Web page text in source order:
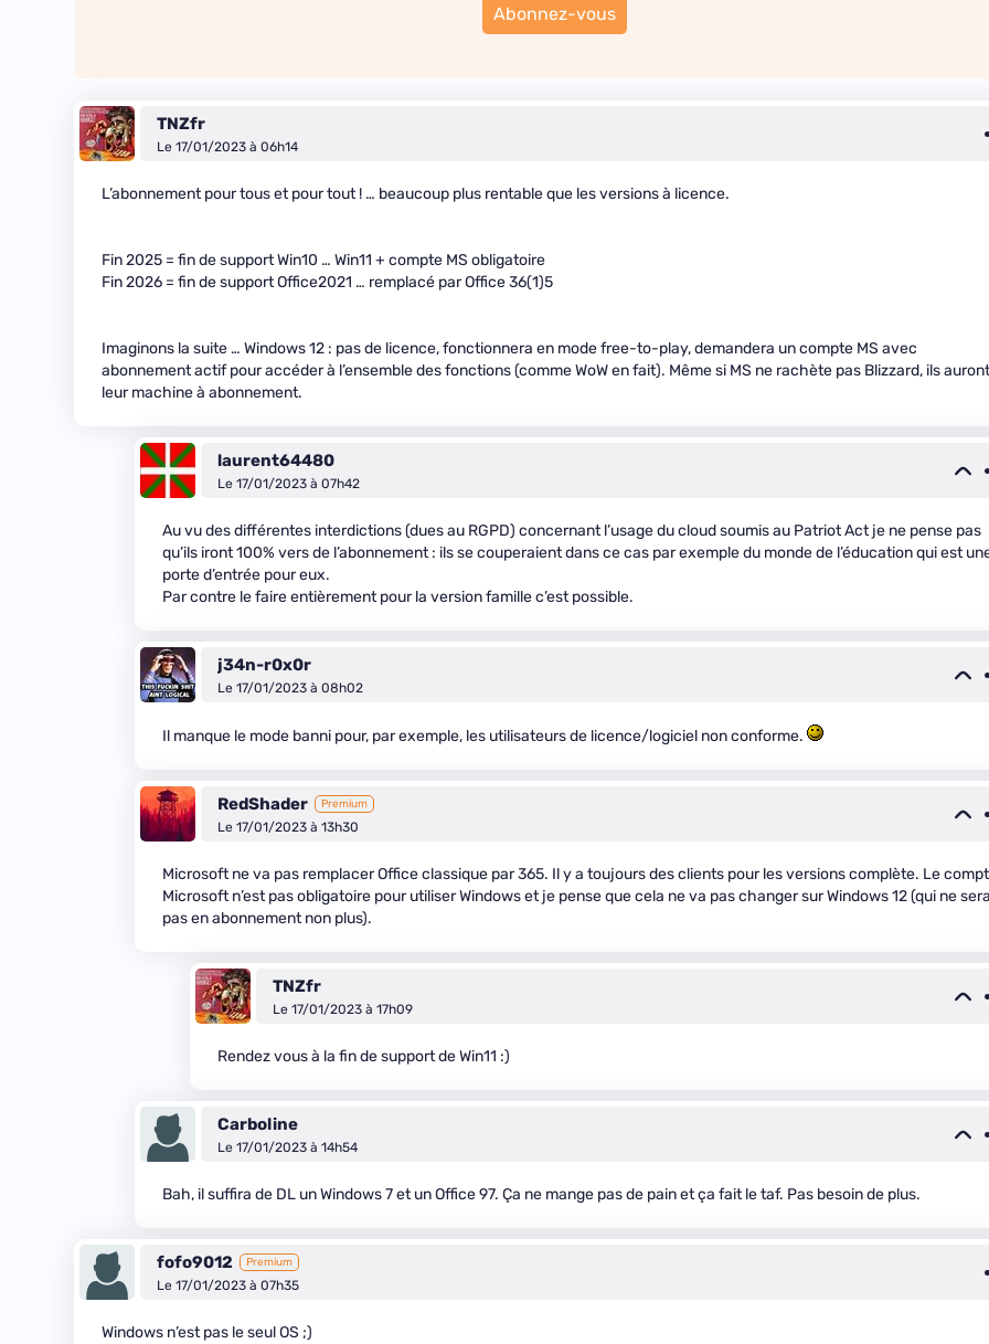
Abonnez-vous
TNZfr
Le 17/01/2023 à 06h14
L’abonnement pour tous et pour tout ! … beaucoup plus rentable que les versions à licence.
Fin 2025 = fin de support Win10 … Win11 + compte MS obligatoire
Fin 2026 = fin de support Office2021 … remplacé par Office 36(1)5
Imaginons la suite … Windows 12 : pas de licence, fonctionnera en mode free-to-play, demandera un compte MS avec
abonnement actif pour accéder à l’ensemble des fonctions (comme WoW en fait). Même si MS ne rachète pas Blizzard, ils auront
leur machine à abonnement.
laurent64480
Le 17/01/2023 à 07h42
Au vu des différentes interdictions (dues au RGPD) concernant l’usage du cloud soumis au Patriot Act je ne pense pas
qu’ils iront 100% vers de l’abonnement : ils se couperaient dans ce cas par exemple du monde de l’éducation qui est
porte d’entrée pour eux.
Par contre le faire entièrement pour la version famille c’est possible.
j34n-r0x0r
Le 17/01/2023 à 08h02
Il manque le mode banni pour, par exemple, les utilisateurs de licence/logiciel non conforme.
RedShader Premium
Le 17/01/2023 à 13h30
Microsoft ne va pas remplacer Office classique par 365. Il y a toujours des clients pour les versions complète. Le
Microsoft n’est pas obligatoire pour utiliser Windows et je pense que cela ne va pas changer sur Windows 12 (qui ne
pas en abonnement non plus).
TNZfr
Le 17/01/2023 à 17h09
Rendez vous à la fin de support de Win11 :)
Carboline
Le 17/01/2023 à 14h54
Bah, il suffira de DL un Windows 7 et un Office 97. Ça ne mange pas de pain et ça fait le taf. Pas besoin de plus.
fofo9012 Premium
Le 17/01/2023 à 07h35
Windows n’est pas le seul OS ;)